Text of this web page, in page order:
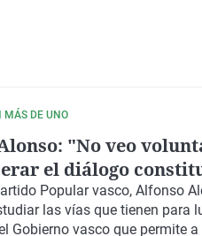
MÁS DE UNO
"No veo
el diálogo
Popular vasco, Alfonso
las vías que tienen para
Gobierno vasco que permite